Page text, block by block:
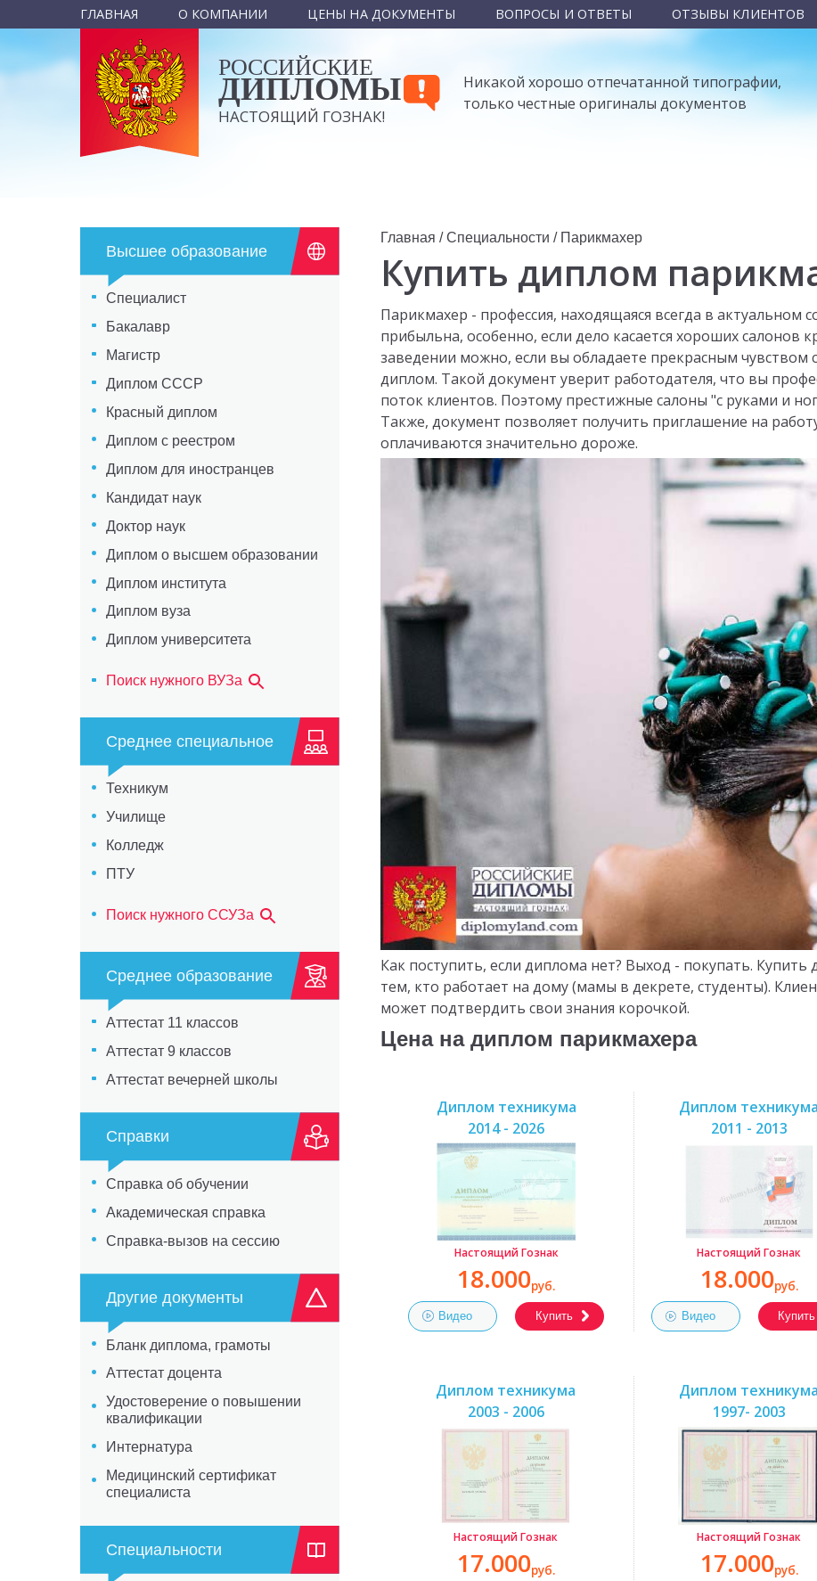
ГЛАВНАЯ О КОМПАНИИ ЦЕНЫ НА ДОКУМЕНТЫ ВОПРОСЫ И ОТВЕТЫ ОТЗЫВЫ КЛИЕНТОВ
РОССИЙСКИЕ
ДИПЛОМЫ
НАСТОЯЩИЙ ГОЗНАК!
Никакой хорошо отпечатанной типографии,
только честные оригиналы документов
Высшее образование
Специалист
Бакалавр
Магистр
Диплом СССР
Красный диплом
Диплом с реестром
Диплом для иностранцев
Кандидат наук
Доктор наук
Диплом о высшем образовании
Диплом института
Диплом вуза
Диплом университета
Поиск нужного ВУЗа
Среднее специальное
Техникум
Училище
Колледж
ПТУ
Поиск нужного ССУЗа
Среднее образование
Аттестат 11 классов
Аттестат 9 классов
Аттестат вечерней школы
Справки
Справка об обучении
Академическая справка
Справка-вызов на сессию
Другие документы
Бланк диплома, грамоты
Аттестат доцента
Удостоверение о повышении
квалификации
Интернатура
Медицинский сертификат
специалиста
Специальности
Главная /Специальности / Парикмахер
Купить диплом
Парикмахер - профессия, находящаяся всегда в актуальном
прибыльна, особенно, если дело касается хороших салонов
заведении можно, если вы обладаете прекрасным чувством
диплом. Такой документ уверит работодателя, что вы
поток клиентов. Поэтому престижные салоны "с руками и
Также, документ позволяет получить приглашение на
оплачиваются значительно дороже.
Как поступить, если диплома нет? Выход - покупать.
тем, кто работает на дому (мамы в декрете, студенты).
может подтвердить свои знания корочкой.
Цена на диплом парикмахера
Диплом техникума
2014 - 2026
Настоящий Гознак
18.000руб.
Видео Купить
Диплом техникума
2011 - 2013
Настоящий Гознак
18.000руб.
Видео Купить
Диплом техникума
2003 - 2006
Настоящий Гознак
17.000руб.
Диплом техникума
1997- 2003
Настоящий Гознак
17.000руб.